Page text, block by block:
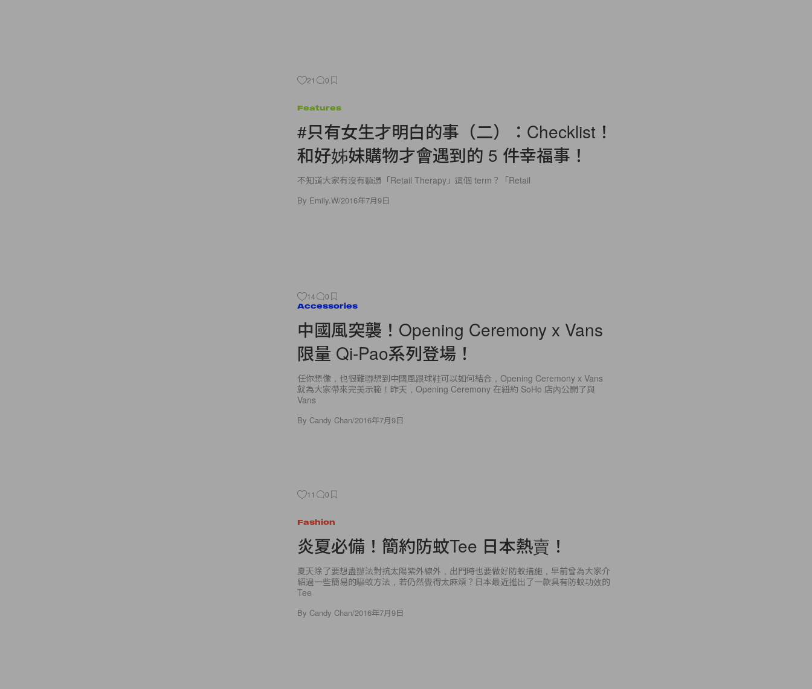
21 0
Features
#只有女生才明白的事（二）：Checklist！
和好姊妹購物才會遇到的 5 件幸福事！
不知道大家有沒有聽過「Retail Therapy」這個 term？「Retail
By Emily.W/2016年7月9日
14 0
Accessories
中國風突襲！Opening Ceremony x Vans
限量 Qi-Pao系列登場！
任你想像，也很難聯想到中國風跟球鞋可以如何結合，Opening Ceremony x Vans
就為大家帶來完美示範！昨天，Opening Ceremony 在紐約 SoHo 店內公開了與
Vans
By Candy Chan/2016年7月9日
11 0
Fashion
炎夏必備！簡約防蚊Tee 日本熱賣！
夏天除了要想盡辦法對抗太陽紫外線外，出門時也要做好防蚊措施，早前曾為大家介
紹過一些簡易的驅蚊方法，若仍然覺得太麻煩？日本最近推出了一款具有防蚊功效的
Tee
By Candy Chan/2016年7月9日